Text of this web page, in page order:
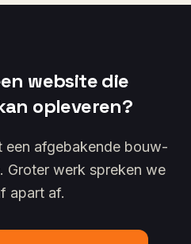
website die
opleveren?
een afgebakende bouw-
Groter werk spreken we
apart af.